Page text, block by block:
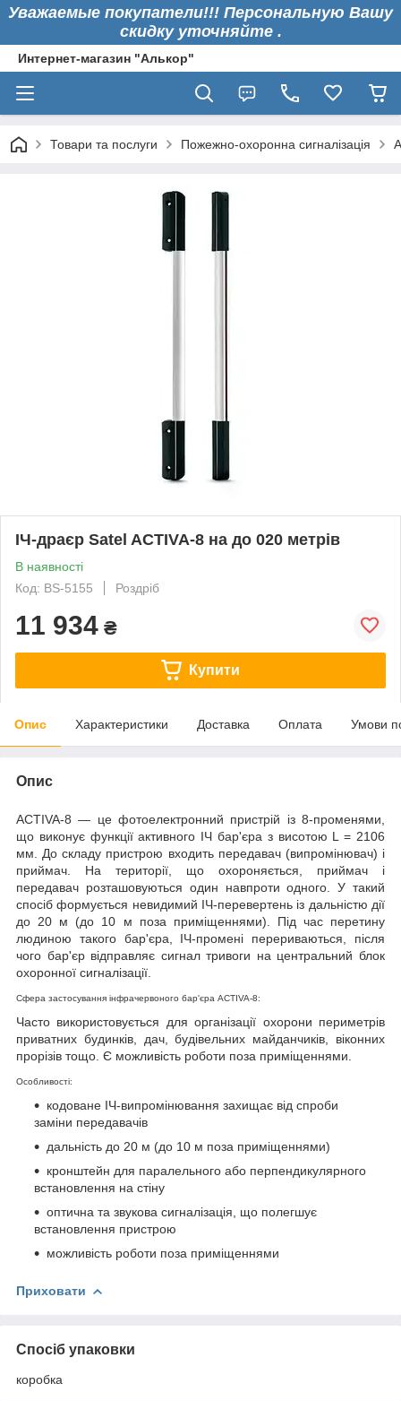
Уважаемые покупатели!!! Персональную Вашу
скидку уточняйте .
Интернет-магазин "Алькор"
Товари та послуги Пожежно-охоронна сигналізація
ІЧ-драєр Satel ACTIVA-8 на до 020 метрів
В наявності
Код: BS-5155
Роздріб
11 934 ₴
Купити
Опис Характеристики Доставка Оплата Умови
Опис
ACTIVA-8 — це фотоелектронний пристрій із 8-променями,
що виконує функції активного ІЧ бар'єра з висотою L = 2106
мм. До складу пристрою входить передавач (випромінювач) і
приймач. На території, що охороняється, приймач і
передавач розташовуються один навпроти одного. У такий
спосіб формується невидимий ІЧ-перевертень із дальністю дії
до 20 м (до 10 м поза приміщеннями). Під час перетину
людиною такого бар'єра, ІЧ-промені перериваються, після
чого бар'єр відправляє сигнал тривоги на центральний блок
охоронної сигналізації.
Сфера застосування інфрачервоного бар'єра ACTIVA-8:
Часто використовується для організації охорони периметрів
приватних будинків, дач, будівельних майданчиків, віконних
прорізів тощо. Є можливість роботи поза приміщеннями.
Особливості:
кодоване ІЧ-випромінювання захищає від спроби
заміни передавачів
дальність до 20 м (до 10 м поза приміщеннями)
кронштейн для паралельного або перпендикулярного
встановлення на стіну
оптична та звукова сигналізація, що полегшує
встановлення пристрою
можливість роботи поза приміщеннями
Приховати
Спосіб упаковки
коробка